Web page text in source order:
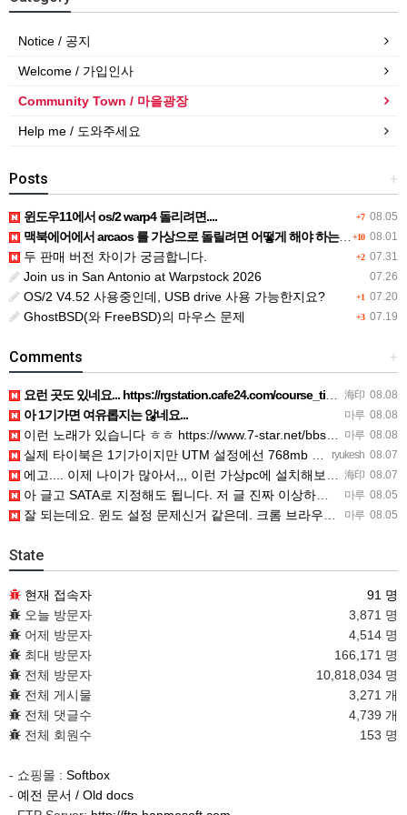
Notice / 공지
Welcome / 가입인사
Community Town / 마을광장
Help me / 도와주세요
+
Posts
+7 08.05
윈도우11에서 os/2 warp4 돌리려면....
+10 08.01
맥북에어에서 arcaos 를 가상으로 돌릴려면 어떻게 해야 하는 지요?
+2 07.31
두 판매 버전 차이가 궁금합니다.
07.26
Join us in San Antonio at Warpstock 2026
+1 07.20
OS/2 V4.52 사용중인데, USB drive 사용 가능한지요?
+3 07.19
GhostBSD(와 FreeBSD)의 마우스 문제
+
Comments
海印 08.08
요런 곳도 있네요... https://rgstation.cafe24.com/course_tip/306500
마루 08.08
아 1기가면 여유롭지는 않네요...
마루 08.08
이런 노래가 있습니다 ㅎㅎ https://www.7-star.net/bbs/board.php?bo_table…
ryukesh 08.07
실제 타이북은 1기가이지만 UTM 설정에선 768mb 입니다. 1기가나 그 보다 넘게 설정하면 UTM 에뮬레…
海印 08.07
에고.... 이제 나이가 많아서,,, 이런 가상pc에 설치해보는 것도 귀찮군요.. ㅎㅎ 날씨도 덥고.....…
마루 08.05
아 글고 SATA로 지정해도 됩니다. 저 글 진짜 이상하네요. 옛날꺼 퍼와서 그런거 같은데요.
마루 08.05
잘 되는데요. 윈도 설정 문제신거 같은데. 크롬 브라우저나 파폭으로 해 보세요
State
현재 접속자
91 명
오늘 방문자
3,871 명
어제 방문자
4,514 명
최대 방문자
166,171 명
전체 방문자
10,818,034 명
전체 게시물
3,271 개
전체 댓글수
4,739 개
전체 회원수
153 명
- 쇼핑몰 : Softbox
- 예전 문서 / Old docs